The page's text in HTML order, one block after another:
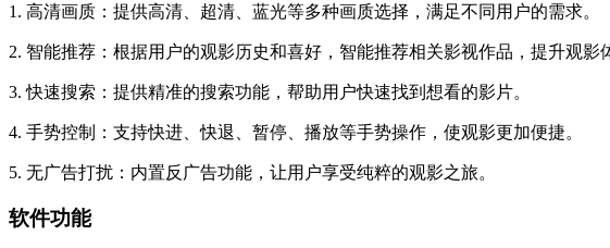
1. 高清画质：提供高清、超清、蓝光等多种画质选择，满足不同用户的需求。
2. 智能推荐：根据用户的观影历史和喜好，智能推荐相关影视作品，提升观影
3. 快速搜索：提供精准的搜索功能，帮助用户快速找到想看的影片。
4. 手势控制：支持快进、快退、暂停、播放等手势操作，使观影更加便捷。
5. 无广告打扰：内置反广告功能，让用户享受纯粹的观影之旅。
软件功能